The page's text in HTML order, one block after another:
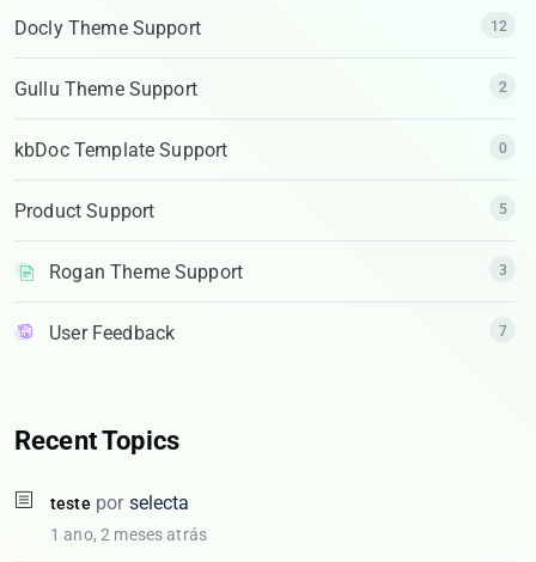
Docly Theme Support 12
Gullu Theme Support 2
kbDoc Template Support 0
Product Support 5
Rogan Theme Support 3
User Feedback 7
Recent Topics
teste por selecta
1 ano, 2 meses atrás